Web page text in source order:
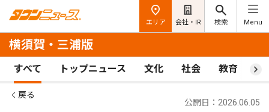
エリア 会社・IR 検索 Menu
横須賀・三浦版
すべて トップニュース 文化 社会 教育 ス
戻る
公開日：2026.06.05